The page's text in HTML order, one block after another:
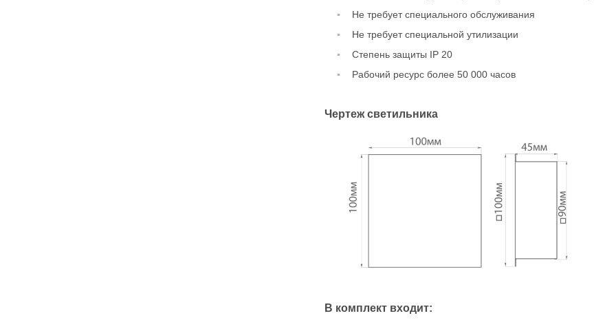
Не требует специального обслуживания
Не требует специальной утилизации
Степень защиты IP 20
Рабочий ресурс более 50 000 часов
Чертеж светильника
В комплект входит: